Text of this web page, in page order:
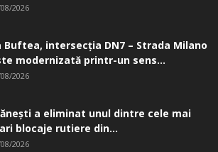
2026
Buftea, intersecţia DN7 – Strada Milano
modernizată printr-un sens...
2026
a eliminat unul dintre cele mai
blocaje rutiere din...
2026